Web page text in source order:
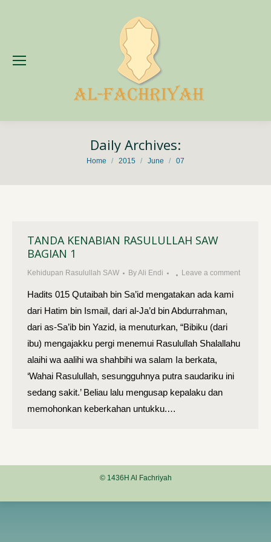
Daily Archives:
You are here:
Home 2015 June 07
TANDA KENABIAN RASULULLAH SAW
BAGIAN 1
Kehidupan Rasulullah SAW ByAli Endi Leave a comment
Hadits 015 Qutaibah bin Sa’id mengatakan ada kami
dari Hatim bin Ismail, dari al-Ja’d bin Abdurrahman,
dari as-Sa’ib bin Yazid, ia menuturkan, “Bibiku (dari
ibu) mengajakku pergi menemui Rasulullah Shalallahu
alaihi wa aalihi wa shahbihi wa salam Ia berkata,
‘Wahai Rasulullah, sesungguhnya putra saudariku ini
sedang sakit.’ Beliau lalu mengusap kepalaku dan
memohonkan keberkahan untukku.…
© 1436H Al Fachriyah